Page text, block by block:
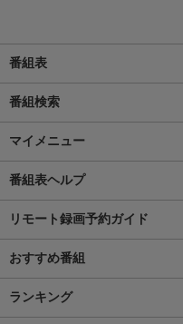
番組表
番組検索
マイメニュー
番組表ヘルプ
リモート録画予約ガイド
おすすめ番組
ランキング